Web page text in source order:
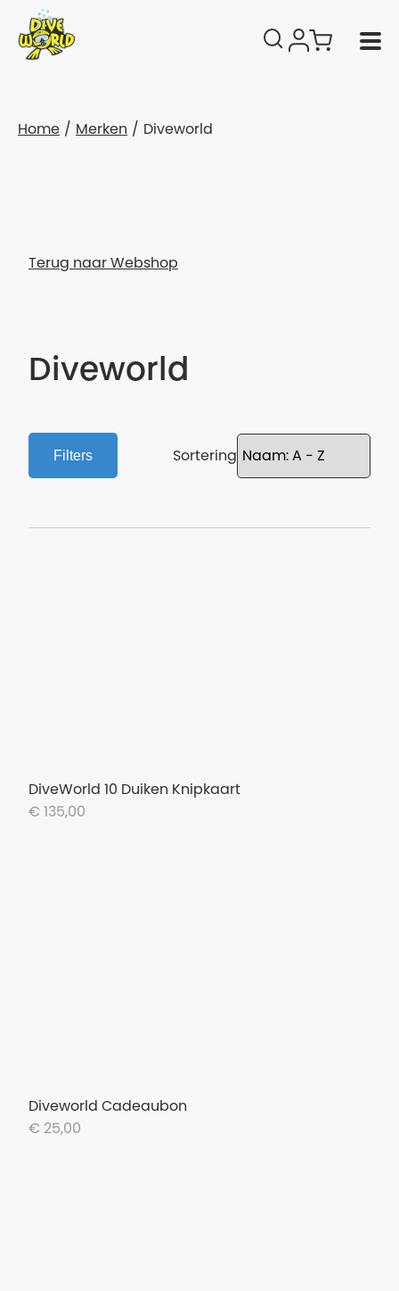
Home Merken Diveworld
Terug naar Webshop
Diveworld
Filters Sortering
DiveWorld 10 Duiken Knipkaart
€ 135,00
Diveworld Cadeaubon
€ 25,00